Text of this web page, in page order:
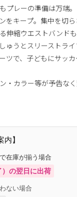
プレーの準備は万端
をキープ。集中を切
伸縮ウエストバンド
ゅうとスリーストラ
ツで、子どもにサッカ
・カラー等が予告な
内】
在庫が揃う場合
の翌日に出荷
ない場合